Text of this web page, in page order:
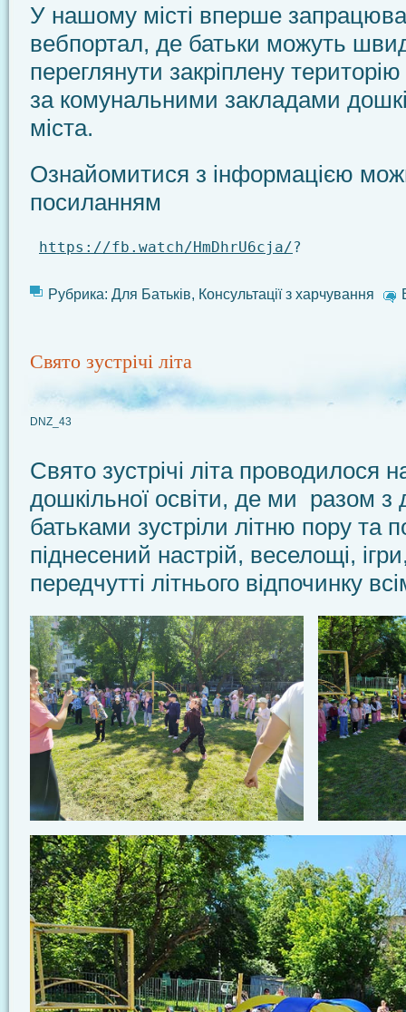
У нашому місті вперше
вебпортал, де батьки можуть
переглянути закріплену
за комунальними закладами
міста.
Ознайомитися з інформацією
посиланням
https://fb.watch/HmDhrU6cja/?
Рубрика: Для Батьків Консультації з харчування
Свято зустрічі літа
DNZ_43
Свято зустрічі літа проводилося
дошкільної освіти, де ми разом з
батьками зустріли літню пору та
піднесений настрій, веселощі,
передчутті літнього відпочинку